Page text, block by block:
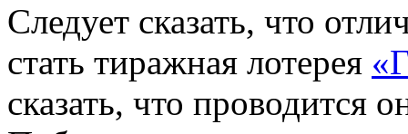
Следует сказать, что
стать тиражная лотерея
сказать, что проводится